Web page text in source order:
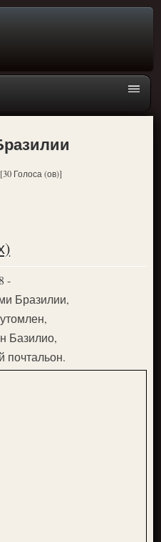
Голоса (ов)]
-
Бразилии,
Базилио,
почтальон.